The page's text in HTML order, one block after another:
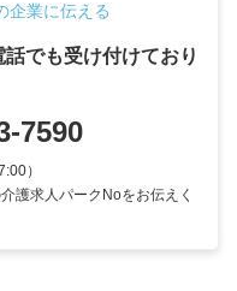
企業に伝える
でも受け付けており
7590
）
護求人パークNoをお伝えく